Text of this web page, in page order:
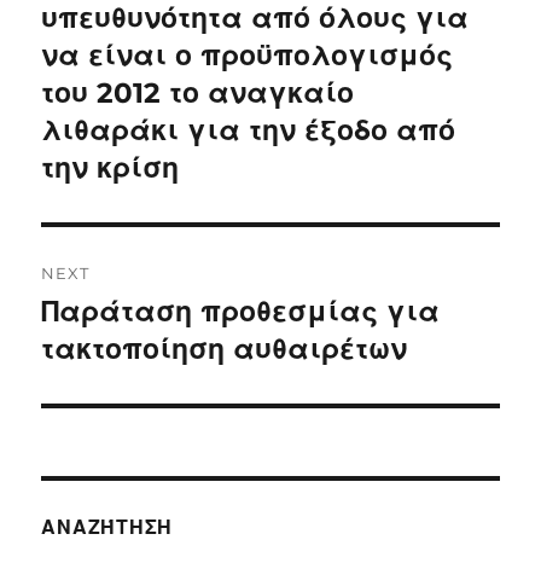
post:
υπευθυνότητα από όλους για
να είναι ο προϋπολογισμός
του 2012 το αναγκαίο
λιθαράκι για την έξοδο από
την κρίση
NEXT
Next
post:
Παράταση προθεσμίας για
τακτοποίηση αυθαιρέτων
ΑΝΑΖΉΤΗΣΗ